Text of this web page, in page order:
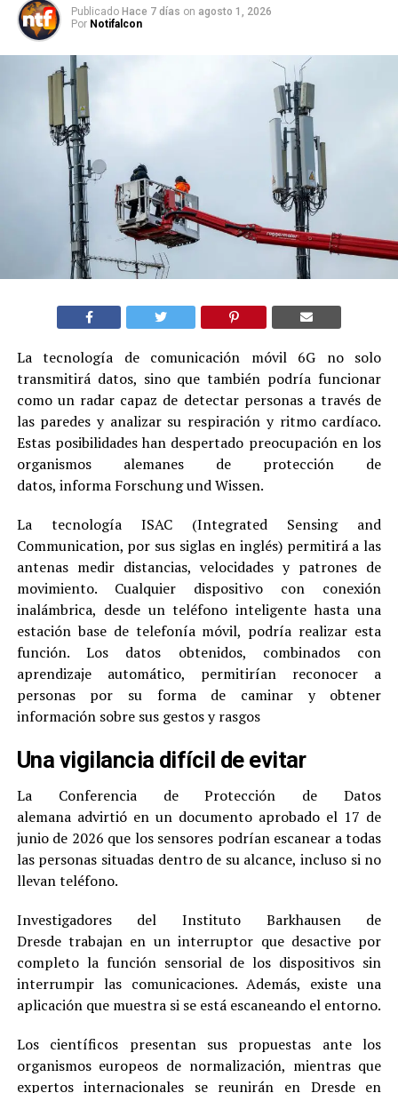
Publicado Hace 7 días on agosto 1, 2026
Por Notifalcon
La tecnología de comunicación móvil 6G no solo
transmitirá datos, sino que también podría funcionar
como un radar capaz de detectar personas a través de
las paredes y analizar su respiración y ritmo cardíaco.
Estas posibilidades han despertado preocupación en los
organismos alemanes de protección de
datos, informa Forschung und Wissen.
La tecnología ISAC (Integrated Sensing and
Communication, por sus siglas en inglés) permitirá a las
antenas medir distancias, velocidades y patrones de
movimiento. Cualquier dispositivo con conexión
inalámbrica, desde un teléfono inteligente hasta una
estación base de telefonía móvil, podría realizar esta
función. Los datos obtenidos, combinados con
aprendizaje automático, permitirían reconocer a
personas por su forma de caminar y obtener
información sobre sus gestos y rasgos
Una vigilancia difícil de evitar
La Conferencia de Protección de Datos
alemana advirtió en un documento aprobado el 17 de
junio de 2026 que los sensores podrían escanear a todas
las personas situadas dentro de su alcance, incluso si no
llevan teléfono.
Investigadores del Instituto Barkhausen de
Dresde trabajan en un interruptor que desactive por
completo la función sensorial de los dispositivos sin
interrumpir las comunicaciones. Además, existe una
aplicación que muestra si se está escaneando el entorno.
Los científicos presentan sus propuestas ante los
organismos europeos de normalización, mientras que
expertos internacionales se reunirán en Dresde en